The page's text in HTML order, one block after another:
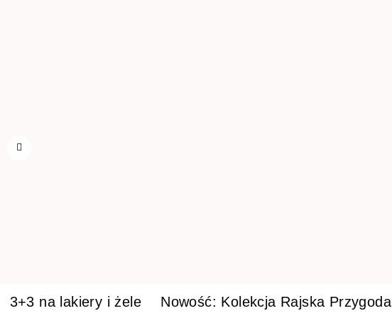
3+3 na lakiery i żele Nowość: Kolekcja Rajska Przygoda